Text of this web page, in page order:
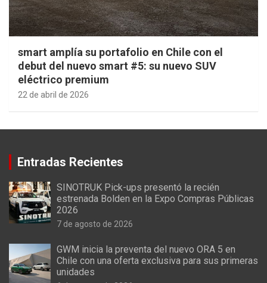
smart amplía su portafolio en Chile con el
debut del nuevo smart #5: su nuevo SUV
eléctrico premium
22 de abril de 2026
Entradas Recientes
SINOTRUK Pick-ups presentó la recién
estrenada Bolden en la Expo Compras Públicas
2026
7 de agosto de 2026
GWM inicia la preventa del nuevo ORA 5 en
Chile con una oferta exclusiva para sus primeras
unidades